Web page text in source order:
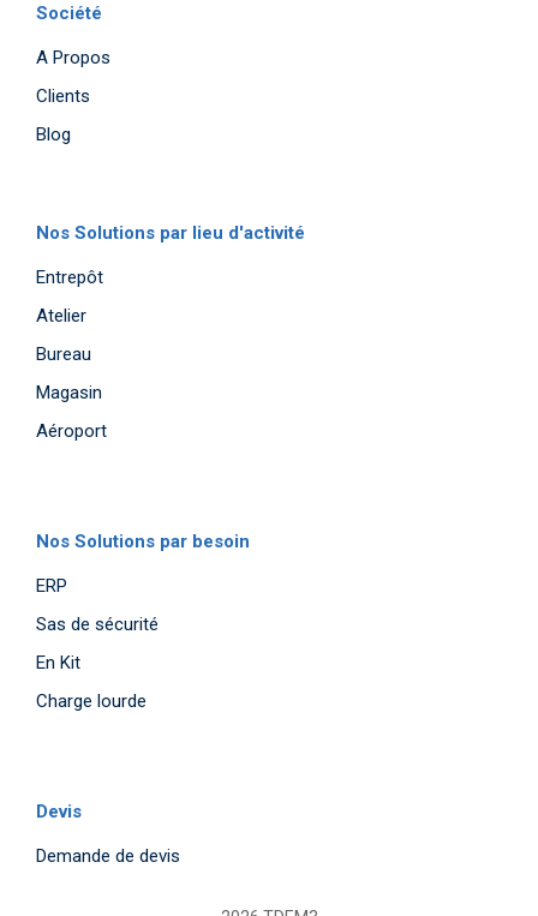
Société
A Propos
Clients
Blog
Nos Solutions par lieu d'activité
Entrepôt
Atelier
Bureau
Magasin
Aéroport
Nos Solutions par besoin
ERP
Sas de sécurité
En Kit
Charge lourde
Devis
Demande de devis